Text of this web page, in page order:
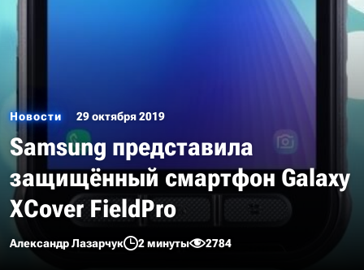
Новости 29 октября 2019
Samsung представила
защищённый смартфон Galaxy
XCover FieldPro
Александр Лазарчук 2 минуты 2784